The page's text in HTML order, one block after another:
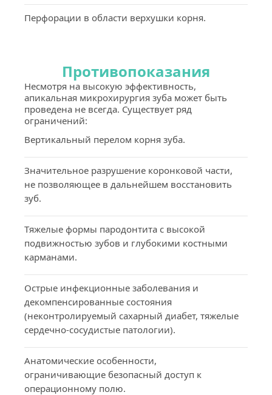
Перфорации в области верхушки корня.
Противопоказания
Несмотря на высокую эффективность,
апикальная микрохирургия зуба может быть
проведена не всегда. Существует ряд
ограничений:
Вертикальный перелом корня зуба.
Значительное разрушение коронковой части,
не позволяющее в дальнейшем восстановить
зуб.
Тяжелые формы пародонтита с высокой
подвижностью зубов и глубокими костными
карманами.
Острые инфекционные заболевания и
декомпенсированные состояния
(неконтролируемый сахарный диабет, тяжелые
сердечно-сосудистые патологии).
Анатомические особенности,
ограничивающие безопасный доступ к
операционному полю.